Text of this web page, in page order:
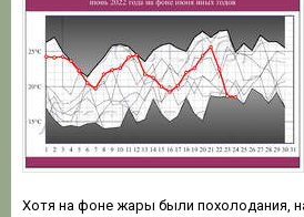
Хотя на фоне жары были похолодания,